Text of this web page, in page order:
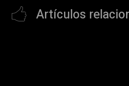
Artículos